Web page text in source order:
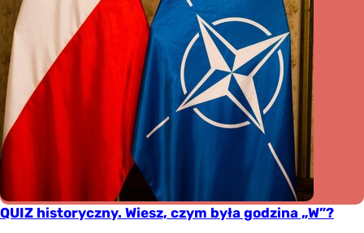
QUIZ historyczny. Wiesz, czym była godzina „W”?